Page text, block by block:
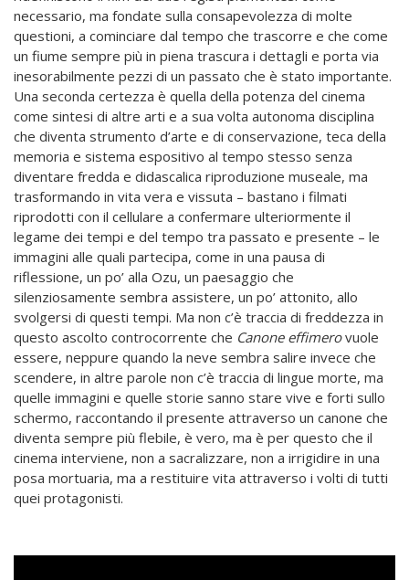
necessario, ma fondate sulla consapevolezza di molte
questioni, a cominciare dal tempo che trascorre e che come
un fiume sempre più in piena trascura i dettagli e porta via
inesorabilmente pezzi di un passato che è stato importante.
Una seconda certezza è quella della potenza del cinema
come sintesi di altre arti e a sua volta autonoma disciplina
che diventa strumento d’arte e di conservazione, teca della
memoria e sistema espositivo al tempo stesso senza
diventare fredda e didascalica riproduzione museale, ma
trasformando in vita vera e vissuta – bastano i filmati
riprodotti con il cellulare a confermare ulteriormente il
legame dei tempi e del tempo tra passato e presente – le
immagini alle quali partecipa, come in una pausa di
riflessione, un po’ alla Ozu, un paesaggio che
silenziosamente sembra assistere, un po’ attonito, allo
svolgersi di questi tempi. Ma non c’è traccia di freddezza in
questo ascolto controcorrente che Canone effimerovuole
essere, neppure quando la neve sembra salire invece che
scendere, in altre parole non c’è traccia di lingue morte, ma
quelle immagini e quelle storie sanno stare vive e forti sullo
schermo, raccontando il presente attraverso un canone che
diventa sempre più flebile, è vero, ma è per questo che il
cinema interviene, non a sacralizzare, non a irrigidire in una
posa mortuaria, ma a restituire vita attraverso i volti di tutti
quei protagonisti.